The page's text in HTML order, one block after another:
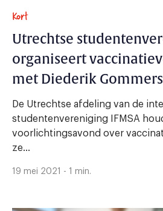
Kort
Utrechtse
organiseert
met Diederik Gommers
De Utrechtse afdeling van de
studentenvereniging IFMSA
voorlichtingsavond over
ze...
19 mei 2021 - 1 min.